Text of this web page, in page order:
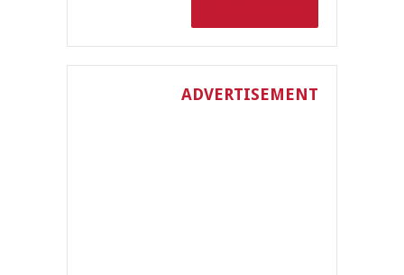
ADVERTISEMENT